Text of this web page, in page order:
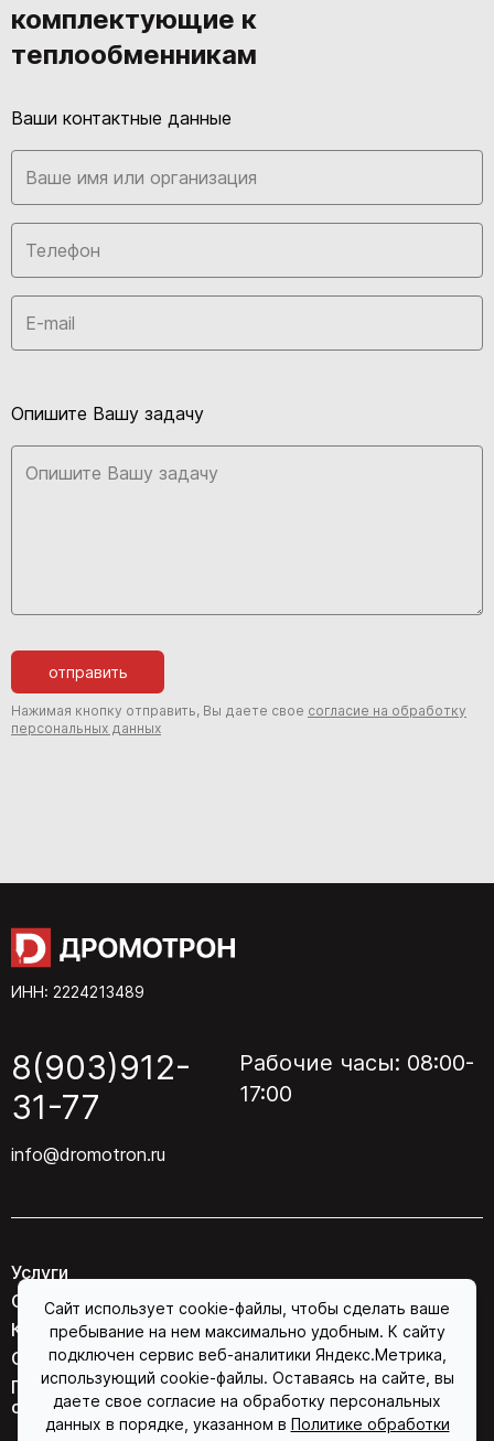
комплектующие к
теплообменникам
Ваши контактные данные
Опишите Вашу задачу
отправить
Нажимая кнопку отправить, Вы даете свое согласие на обработку
персональных данных
ИНН: 2224213489
8(903)912-
31-77
info@dromotron.ru
Рабочие часы: 08:00-
17:00
Услуги
О компании
Контакты
Соглашение об обработке персональных данных
Политика конфиденциальности в отношении
обработки персональных данных
Сайт использует cookie-файлы, чтобы сделать ваше
пребывание на нем максимально удобным. К сайту
подключен сервис веб-аналитики Яндекс.Метрика,
использующий cookie-файлы. Оставаясь на сайте, вы
даете свое согласие на обработку персональных
данных в порядке, указанном в Политике обработки